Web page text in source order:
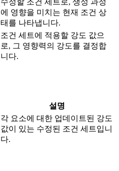
수정할 조건 세트로, 생성 과정
에 영향을 미치는 현재 조건 상
태를 나타냅니다.
조건 세트에 적용할 강도 값으
로, 그 영향력의 강도를 결정합
니다.
설명
각 요소에 대한 업데이트된 강도
값이 있는 수정된 조건 세트입니
다.